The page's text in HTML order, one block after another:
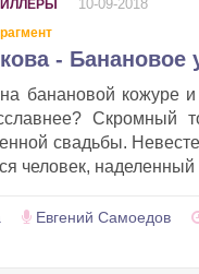
10-09-2018
- Банановое
на банановой кожуре
Скромный
свадьбы.
человек, наделенный
Евгений Самоедов